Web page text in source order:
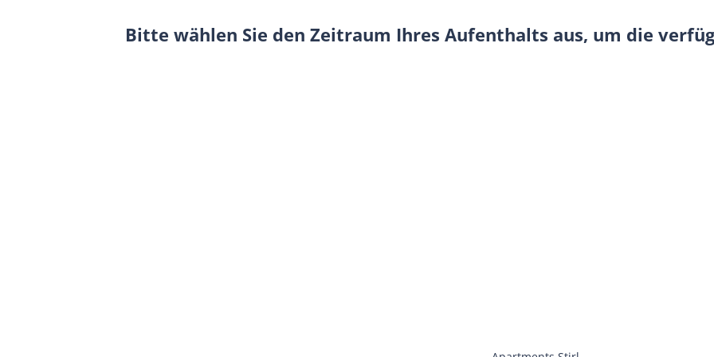
Bitte wählen Sie den Zeitraum Ihres Aufenthalts aus, um die